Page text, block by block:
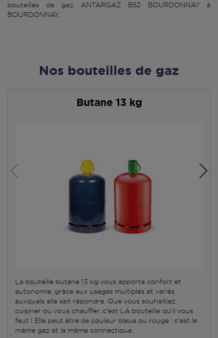
bouteilles de gaz ANTARGAZ B52 BOURDONNAY à
BOURDONNAY.
Nos bouteilles de gaz
Butane 13 kg
La bouteille butane 13 kg vous apporte confort et
autonomie, grâce aux usages multiples et variés
auxquels elle sait répondre. Que vous souhaitiez
cuisiner ou vous chauffer, c'est LA bouteille qu'il vous
faut ! Elle peut être de couleur bleue ou rouge : c'est le
même gaz et la même connectique.